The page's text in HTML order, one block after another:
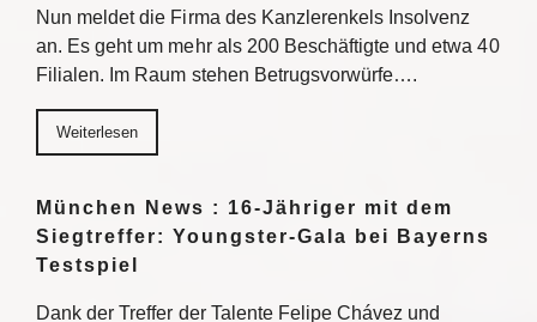
Nun meldet die Firma des Kanzlerenkels Insolvenz
an. Es geht um mehr als 200 Beschäftigte und etwa 40
Filialen. Im Raum stehen Betrugsvorwürfe….
Weiterlesen
München News : 16-Jähriger mit dem
Siegtreffer: Youngster-Gala bei Bayerns
Testspiel
Dank der Treffer der Talente Felipe Chávez und